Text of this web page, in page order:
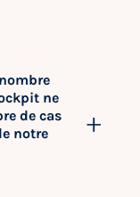
ne
de cas
notre